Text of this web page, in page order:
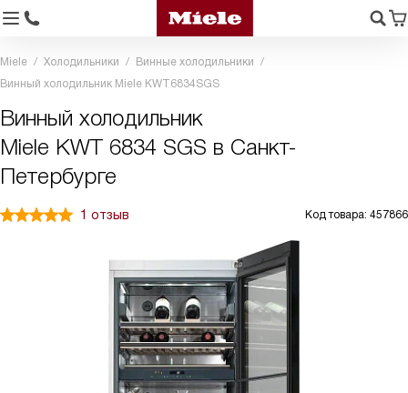
Miele Холодильники
Винные холодильники
Винный холодильник Miele KWT6834SGS
Винный холодильник
Miele KWT 6834 SGS в Санкт-
Петербурге
1 отзыв Код товара: 457866